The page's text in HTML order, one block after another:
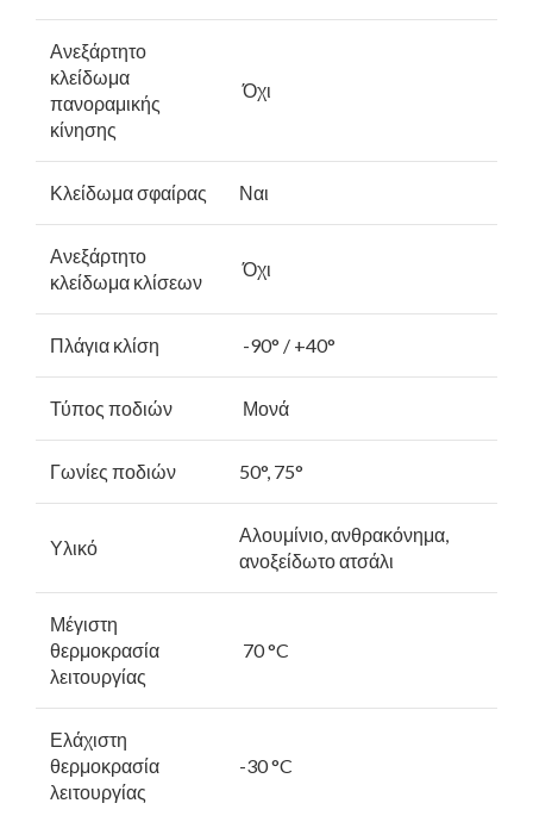
Ανεξάρτητο
κλείδωμα
πανοραμικής
κίνησης
Όχι
Κλείδωμα σφαίρας Ναι
Ανεξάρτητο
κλείδωμα κλίσεων
Όχι
Πλάγια κλίση -90° / +40°
Τύπος ποδιών Μονά
Γωνίες ποδιών 50°, 75°
Υλικό
Αλουμίνιο, ανθρακόνημα,
ανοξείδωτο ατσάλι
Μέγιστη
θερμοκρασία
λειτουργίας
70 °C
Ελάχιστη
θερμοκρασία
λειτουργίας
-30 °C